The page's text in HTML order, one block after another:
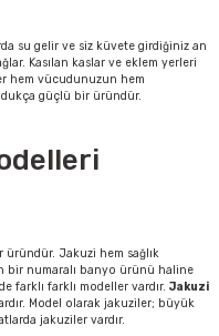
su gelir ve siz küvete girdiğiniz an
Kasılan kaslar ve eklem yerleri
hem vücudunuzun hem
güçlü bir üründür.
üründür. Jakuzi hem sağlık
bir numaralı banyo ürünü haline
farklı farklı modeller vardır. Jakuzi
Model olarak jakuziler; büyük
jakuziler vardır.